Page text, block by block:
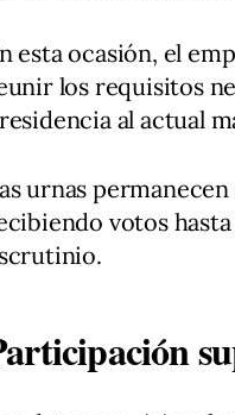
esta ocasión, el
los requisitos
al actual
urnas
votos